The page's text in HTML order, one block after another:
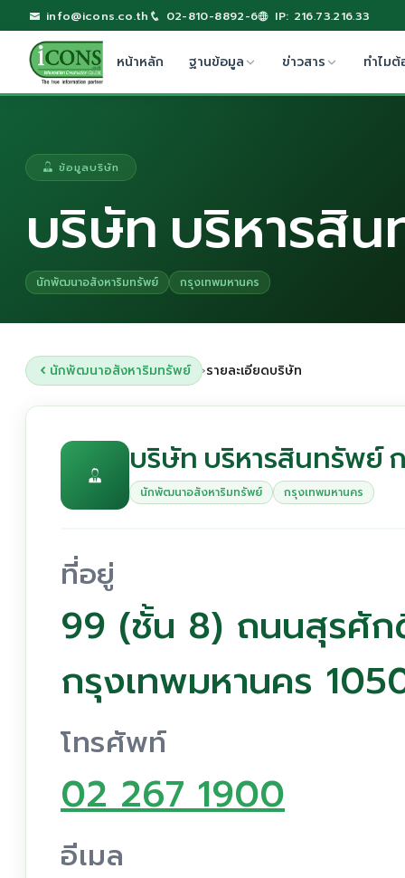
info@icons.co.th 02-810-8892-6 IP: 216.73.216.33
หน้าหลัก ฐานข้อมูล ข่าวสาร ทำไมต้
ข้อมูลบริษัท
บริษัท บริหารสิ
นักพัฒนาอสังหาริมทรัพย์ กรุงเทพมหานคร
นักพัฒนาอสังหาริมทรัพย์ ›รายละเอียดบริษัท
บริษัท บริหารสินทรัพย์
นักพัฒนาอสังหาริมทรัพย์ กรุงเทพมหานคร
ที่อยู่
99 (ชั้น 8) ถนนสุรศัก
กรุงเทพมหานคร
โทรศัพท์
02 267 1900
อีเมล